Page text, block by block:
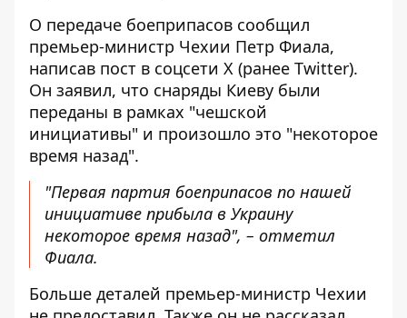
О передаче боеприпасов сообщил
премьер-министр Чехии Петр Фиала,
написав пост в соцсети Х (ранее Twitter).
Он заявил, что снаряды Киеву были
переданы в рамках "чешской
инициативы" и произошло это "некоторое
время назад".
"Первая партия боеприпасов по нашей
инициативе прибыла в Украину
некоторое время назад", – отметил
Фиала.
Больше деталей премьер-министр Чехии